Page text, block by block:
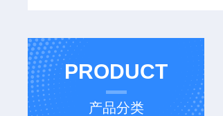
PRODUCT
产品分类